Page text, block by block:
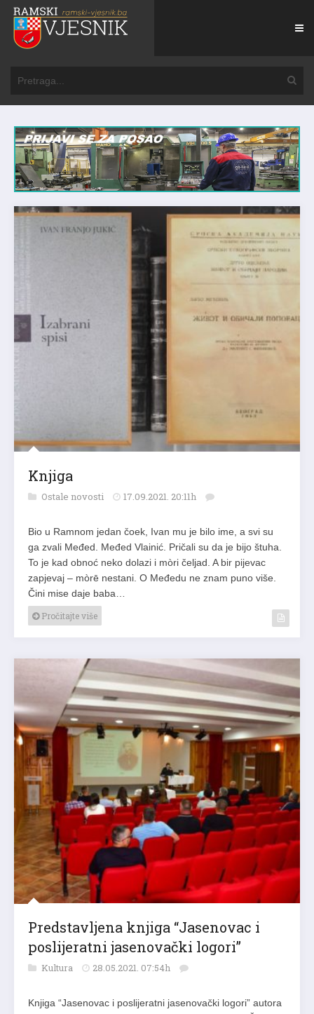
Knjiga
Ostale novosti 17.09.2021. 20:11h
Bio u Ramnom jedan čoek, Ivan mu je bilo ime, a svi su
ga zvali Međed. Međed Vlainić. Pričali su da je bijo štuha.
To je kad obnoć neko dolazi i mòri čeljad. A bir pijevac
zapjevaj – mòrē nestani. O Međedu ne znam puno više.
Čini mise daje baba…
Pročitajte više
Predstavljena knjiga “Jasenovac i
poslijeratni jasenovački logori”
Kultura 28.05.2021. 07:54h
Knjiga “Jasenovac i poslijeratni jasenovački logori” autora